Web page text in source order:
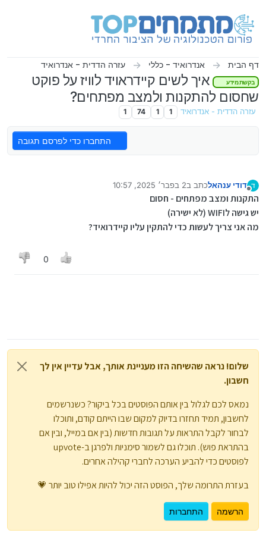
דף הבית אנדרואיד - כללי עזרה הדדית - אנדרואיד
בקשת מידע
איך לשים קיידראויד לוויז על פוקט
שחסום להתקנות ולמצב מפתחים?
עזרה הדדית - אנדרואיד 1
1
74
1
התחברו כדי לפרסם תגובה
ד דודי ענהאלכתב ב2 בפבר׳ 2025, 10:57
נערך לאחרונה על ידי
התקנות ומצב מפתחים - חסום
יש גישה לWIFI (לא ישירה)
מה אני צריך לעשות כדי להתקין עליו קיידרואיד?
0
שלום! נראה שהשיחה הזו מעניינת אותך, אבל עדיין אין לך
חשבון.
נמאס לכם לגלול בין אותם הפוסטים בכל ביקור? כשנרשמים
לחשבון, תמיד תחזרו בדיוק למקום שבו הייתם קודם, ותוכלו
לבחור לקבל התראות על תגובות חדשות (בין אם במייל, ובין אם
בהתראת פוש). תוכלו גם לשמור סימניות ולפרגן ב-upvote
לפוסטים כדי להביע הערכה לחברי קהילה אחרים.
בעזרת התרומה שלך, הפוסט הזה יכול להיות אפילו טוב יותר 💗
הרשמה התחברות